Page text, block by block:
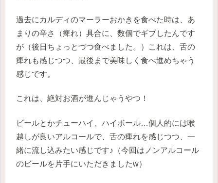
過去にカルディのマーラーおかきを食べた時は、あ
まりの辛さ（痺れ）具合に、数個でギブしたんです
が（後日ちょっとづつ食べました。）これは、舌の
痺れも感じつつ、最後まで美味しく食べ進めちゃう
感じです。
これは、絶対お酒が進んじゃうやつ！
ビールとかチューハイ、ハイボール…個人的には喉
越しが良いアルコールで、舌の痺れを感じつつ、一
緒に流し込みたい感じです♪（今回はノンアルコール
のビールを片手にいただきましたw）